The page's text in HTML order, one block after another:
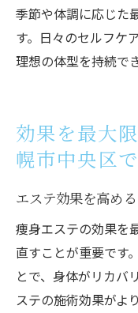
季節や体調に応じた
す。日々のセルフケ
理想の体型を持続で
効果を最大
幌市中央区
エステ効果を高め
痩身エステの効果を
直すことが重要です
とで、身体がリカバ
ステの施術効果がよ